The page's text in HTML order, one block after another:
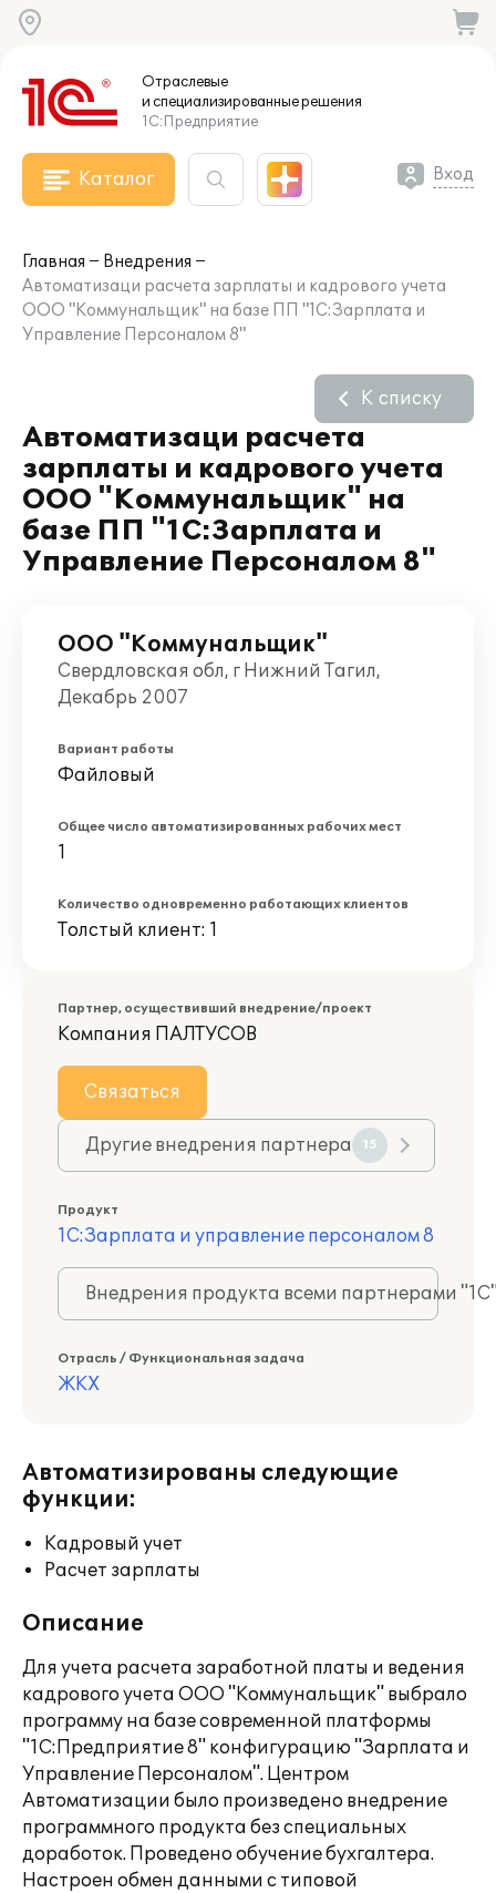
Отраслевые
и специализированныерешения
1С:Предприятие
Каталог Вход
Главная
Внедрения
Автоматизаци расчета зарплаты и кадрового учета
ООО "Коммунальщик" на базе ПП "1С:Зарплата и
Управление Персоналом 8"
Автоматизаци расчета
зарплаты и кадрового учета
ООО "Коммунальщик" на
базе ПП "1С:Зарплата и
Управление Персоналом 8"
К списку
ООО "Коммунальщик"
Свердловская обл, г Нижний Тагил,
Декабрь 2007
Вариант работы
Файловый
Общее число автоматизированных рабочих мест
1
Количество одновременно работающих клиентов
Толстый клиент: 1
Партнер, осуществивший внедрение/проект
Компания ПАЛТУСОВ
Связаться
Другие внедрения партнера 15
Продукт
1С:Зарплата и управление персоналом 8
Внедрения продукта всеми партнерами
Отрасль / Функциональная задача
ЖКХ
Автоматизированы следующие
функции:
Кадровый учет
Расчет зарплаты
Описание
Для учета расчета заработной платы и ведения
кадрового учета ООО "Коммунальщик" выбрало
программу на базе современной платформы
"1С:Предприятие 8" конфигурацию "Зарплата и
Управление Персоналом". Центром
Автоматизации было произведено внедрение
программного продукта без специальных
доработок. Проведено обучение бухгалтера.
Настроен обмен данными с типовой